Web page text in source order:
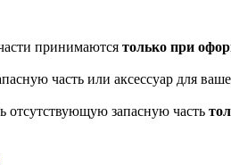
принимаются только при
часть или аксессуар для
отсутствующую запасную часть